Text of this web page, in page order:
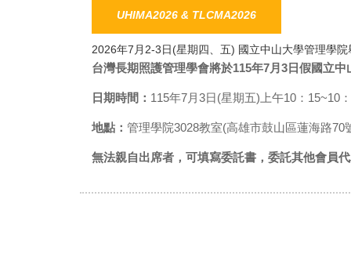
UHIMA2026 & TLCMA2026
2026年7月2-3日(星期四、五) 國立中山大學管理學院
台灣長期照護管理學會將於115年7月3日假國立
日期時間： 115年7月3日(星期五)上午10：15~10
地點： 管理學院3028教室(高雄市鼓山區蓮海路70
無法親自出席者，可填寫委託書，委託其他會員